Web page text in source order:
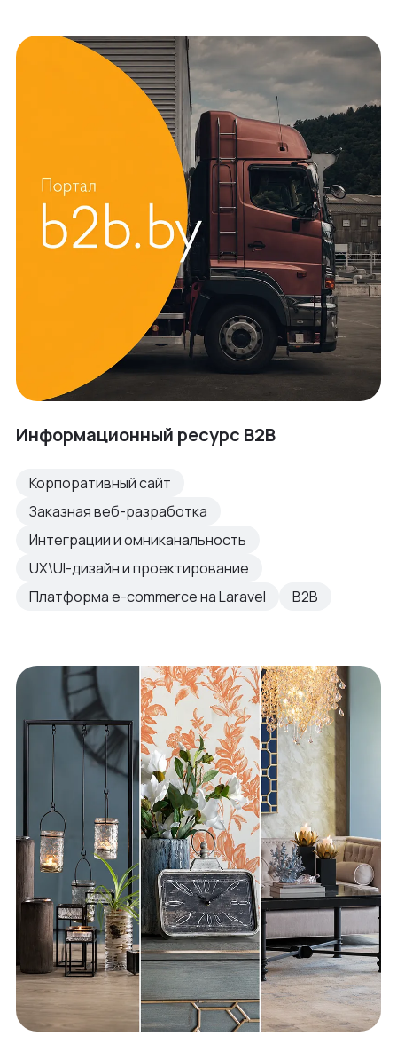
Информационный ресурс B2B
Корпоративный сайт
Заказная веб-разработка
Интеграции и омниканальность
UX\UI-дизайн и проектирование
Платформа e-commerce на Laravel
B2B